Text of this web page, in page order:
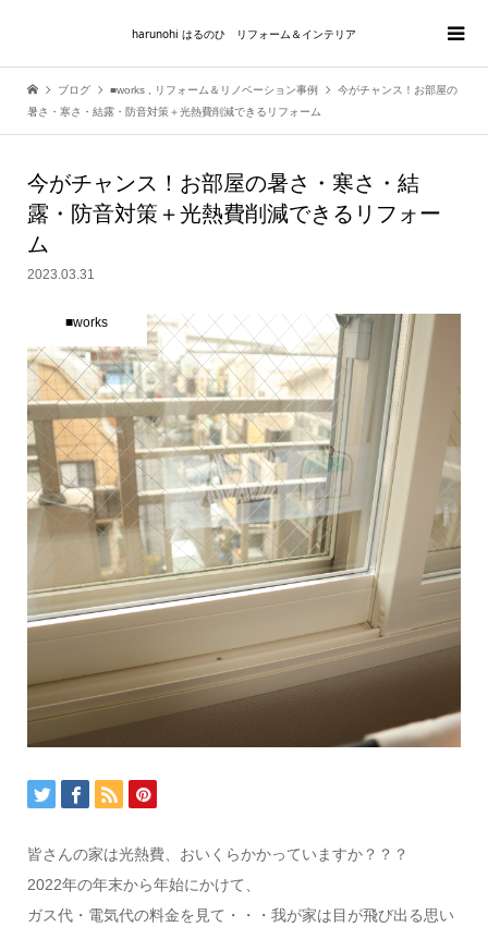
harunohi はるのひ リフォーム＆インテリア
ブログ ■works リフォーム＆リノベーション事例
今がチャンス！お部屋の
暑さ・寒さ・結露・防音対策＋光熱費削減できるリフォーム
今がチャンス！お部屋の暑さ・寒さ・結
露・防音対策＋光熱費削減できるリフォー
ム
2023.03.31
■works
皆さんの家は光熱費、おいくらかかっていますか？？？
2022年の年末から年始にかけて、
ガス代・電気代の料金を見て・・・我が家は目が飛び出る思い